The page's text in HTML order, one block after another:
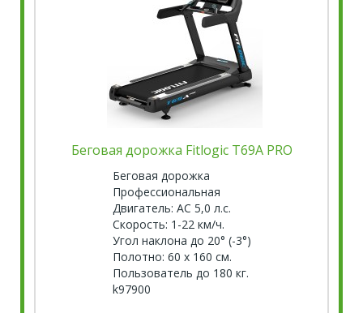
Беговая дорожка Fitlogic T69A PRO
Беговая дорожка
Профессиональная
Двигатель: AC 5,0 л.с.
Скорость: 1-22 км/ч.
Угол наклона до 20° (-3°)
Полотно: 60 х 160 см.
Пользователь до 180 кг.
k97900